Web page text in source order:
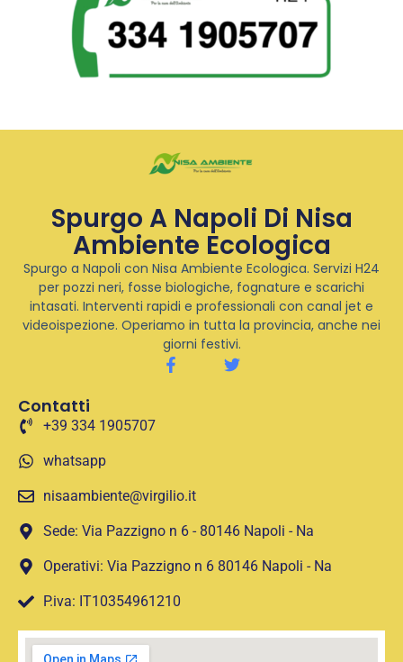
Spurgo A Napoli Di Nisa
Ambiente Ecologica
Spurgo a Napoli con Nisa Ambiente Ecologica. Servizi H24
per pozzi neri, fosse biologiche, fognature e scarichi
intasati. Interventi rapidi e professionali con canal jet e
videoispezione. Operiamo in tutta la provincia, anche nei
giorni festivi.
Contatti
+39 334 1905707
whatsapp
nisaambiente@virgilio.it
Sede: Via Pazzigno n 6 - 80146 Napoli - Na
Operativi: Via Pazzigno n 6 80146 Napoli - Na
P.iva: IT10354961210